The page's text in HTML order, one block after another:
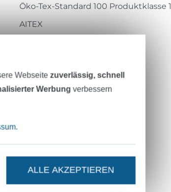
Öko-Tex-Standard 100 Produktklasse 1
AITEX
Webseite zuverlässig, schnell
Werbung verbessern
.
ALLE AKZEPTIEREN